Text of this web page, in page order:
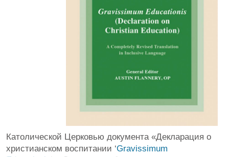
Католической Церковью документа «Декларация о
христианском воспитании ‘Gravissimum